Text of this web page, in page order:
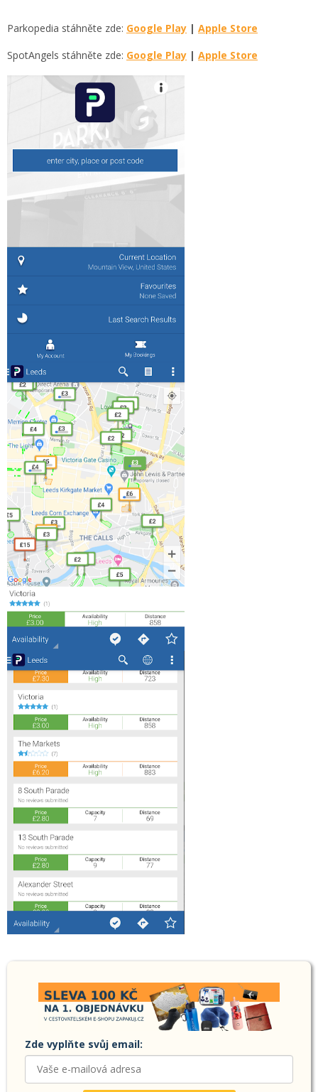
Parkopedia stáhněte zde: Google Play | Apple Store
SpotAngels stáhněte zde: Google Play | Apple Store
Zde vyplňte svůj email: